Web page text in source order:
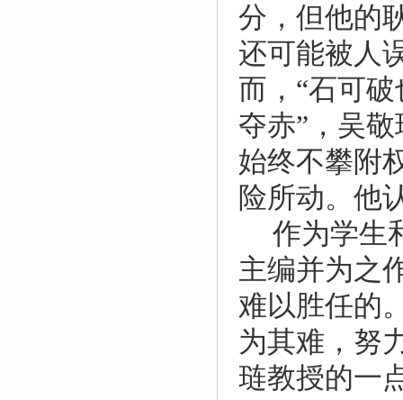
分，但他的
还可能被人
而，“石可
夺赤”，吴
始终不攀附
险所动。他
作为学生
主编并为之
难以胜任的
为其难，努
琏教授的一